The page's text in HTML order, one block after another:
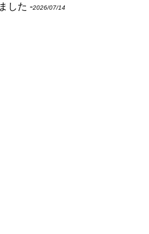
した -2026/07/14